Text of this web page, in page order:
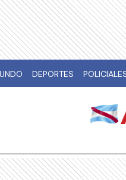
DEPORTES